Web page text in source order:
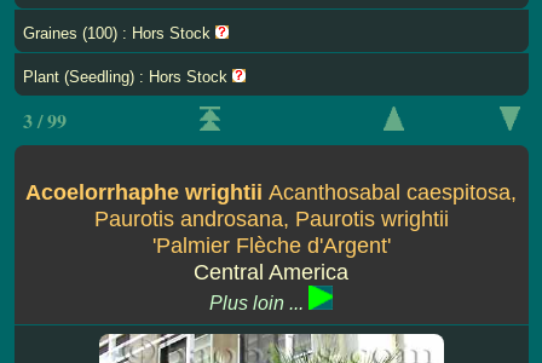
Graines (100) : Hors Stock
Plant (Seedling) : Hors Stock
3 / 99
Acoelorrhaphe wrightii Acanthosabal caespitosa,
Paurotis androsana, Paurotis wrightii
'Palmier Flèche d'Argent'
Central America
Plus loin ...